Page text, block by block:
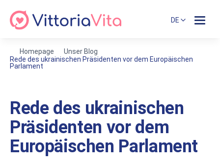
DE
Homepage
Unser Blog
Rede des ukrainischen Präsidenten vor dem Europäischen
Parlament
Rede des ukrainischen
Präsidenten vor dem
Europäischen Parlament